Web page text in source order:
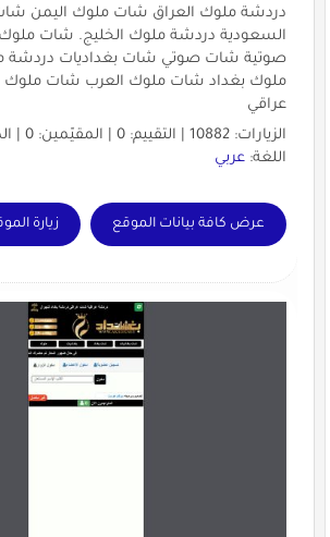
دردشة ملوك العراق شات ملوك اليمن
السعودية دردشة ملوك الخليج. شات ملوك
صوتية شات صوتي شات بغداديات دردشة
عراقي
الزيارات: 10882 | التقييم: 0 | المقيّمين: 0 | الدولة:
اللغة: عربي
عرض كافة بيانات الموقع زيارة